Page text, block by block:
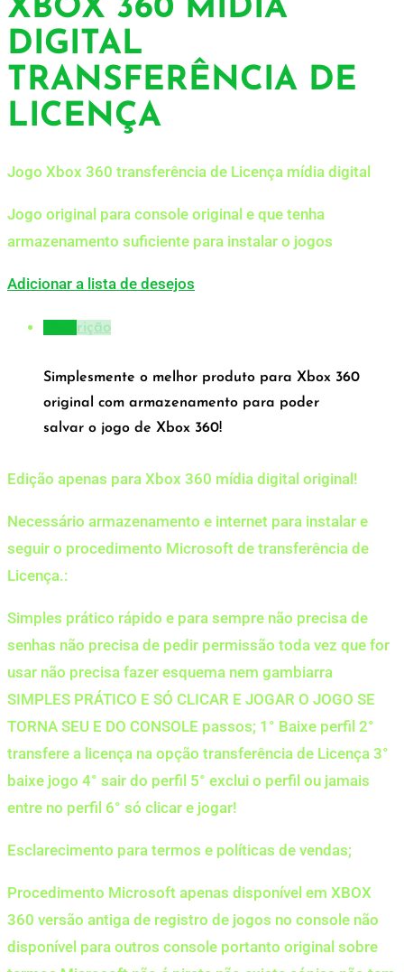
XBOX 360 MÍDIA
DIGITAL
TRANSFERÊNCIA DE
LICENÇA
Jogo Xbox 360 transferência de Licença mídia digital
Jogo original para console original e que tenha
armazenamento suficiente para instalar o jogos
Adicionar a lista de desejos
Descrição
Simplesmente o melhor produto para Xbox 360
original com armazenamento para poder
salvar o jogo de Xbox 360!
Edição apenas para Xbox 360 mídia digital original!
Necessário armazenamento e internet para instalar e
seguir o procedimento Microsoft de transferência de
Licença.:
Simples prático rápido e para sempre não precisa de
senhas não precisa de pedir permissão toda vez que for
usar não precisa fazer esquema nem gambiarra
SIMPLES PRÁTICO E SÓ CLICAR E JOGAR O JOGO SE
TORNA SEU E DO CONSOLE passos; 1° Baixe perfil 2°
transfere a licença na opção transferência de Licença 3°
baixe jogo 4° sair do perfil 5° exclui o perfil ou jamais
entre no perfil 6° só clicar e jogar!
Esclarecimento para termos e políticas de vendas;
Procedimento Microsoft apenas disponível em XBOX
360 versão antiga de registro de jogos no console não
disponível para outros console portanto original sobre